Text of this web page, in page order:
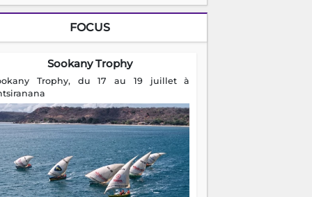
FOCUS
Sookany Trophy
Trophy, du 17 au 19 juillet à